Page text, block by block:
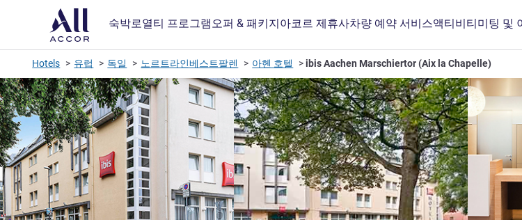
숙박로열티 프로그램 오퍼 & 패키지아코르 제휴사차량 예약 서비스액티비티미팅 및
Hotels 유럽 독일 노르트라인베스트팔렌 아헨 호텔 ibis Aachen Marschiertor (Aix la Chapelle)